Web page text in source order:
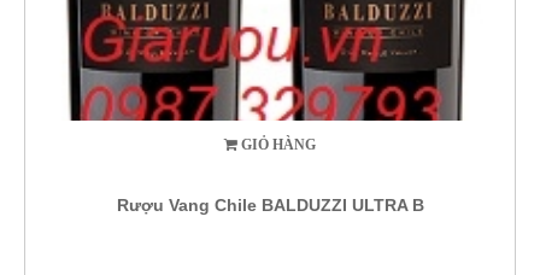
GIỎ HÀNG
Rượu Vang Chile BALDUZZI ULTRA B